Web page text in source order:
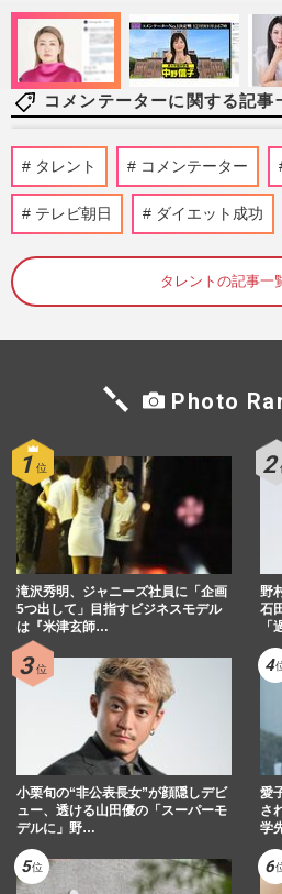
コメンテーターに関する記事
田原総一朗氏『
まででも生でもな
イトル詐欺」ツッ
週刊女性PRIME
玉川徹氏vs常見
ングショー』で
『羽鳥慎一モー
人」発言が炎上
通」発言で懲戒
《「政治を語っ
ー」ランキング
らを抑えた“暴言
週刊女性PRIME
「ミヤネ屋」つ
司が辞めたがっ
週刊女性2026年2月24日
タレント コメンテーター
テレビ朝日 ダイエット成功
タレントの記事一
Photo
滝沢秀明、ジャニーズ社員に「企画
5つ出して」目指すビジネスモデル
は『米津玄師…
野
石
小栗旬の“非公表長女”が顔隠しデビ
ュー、透ける山田優の「スーパーモ
デルに」野…
愛
さ
学